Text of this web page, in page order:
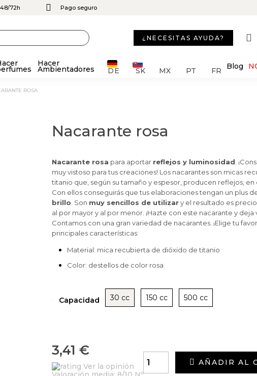
72h Pago seguro
¿NECESITAS AYUDA?
Hacer
Ambientadores DE SK MX PT FR Blog
ROSA
Nacarante rosa
Nacarante rosa para aportar reflejos y luminosidad .
muy vistoso para tus creaciones! Los nacarantes son micas
titanio que, según su tamaño y espesor, producen reflejos, en
Con ellos conseguirás que tus elaboraciones tengan un plus
brillo . Son muy sencillos de utilizary el resultado es
al por mayor y al por menor. ¡Hazte con este nacarante y deja
Contamos con una gran variedad de nacarantes. ¡Elige tu
principales características:
Material: mica recubierta de dióxido de titanio
Color: destellos de color rosa
Capacidad 30 cc 150 cc 500 cc
3,41 €
Ver la opinión
AÑADIR AL